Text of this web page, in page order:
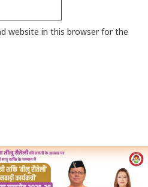
website in this browser for the